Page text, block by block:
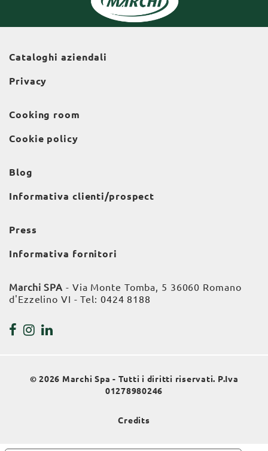
Cataloghi aziendali
Privacy
Cooking room
Cookie policy
Blog
Informativa clienti/prospect
Press
Informativa fornitori
Marchi SPA - Via Monte Tomba, 5 36060 Romano
d'Ezzelino VI - Tel: 0424 8188
© 2026 Marchi Spa - Tutti i diritti riservati. P.Iva
01278980246
Credits